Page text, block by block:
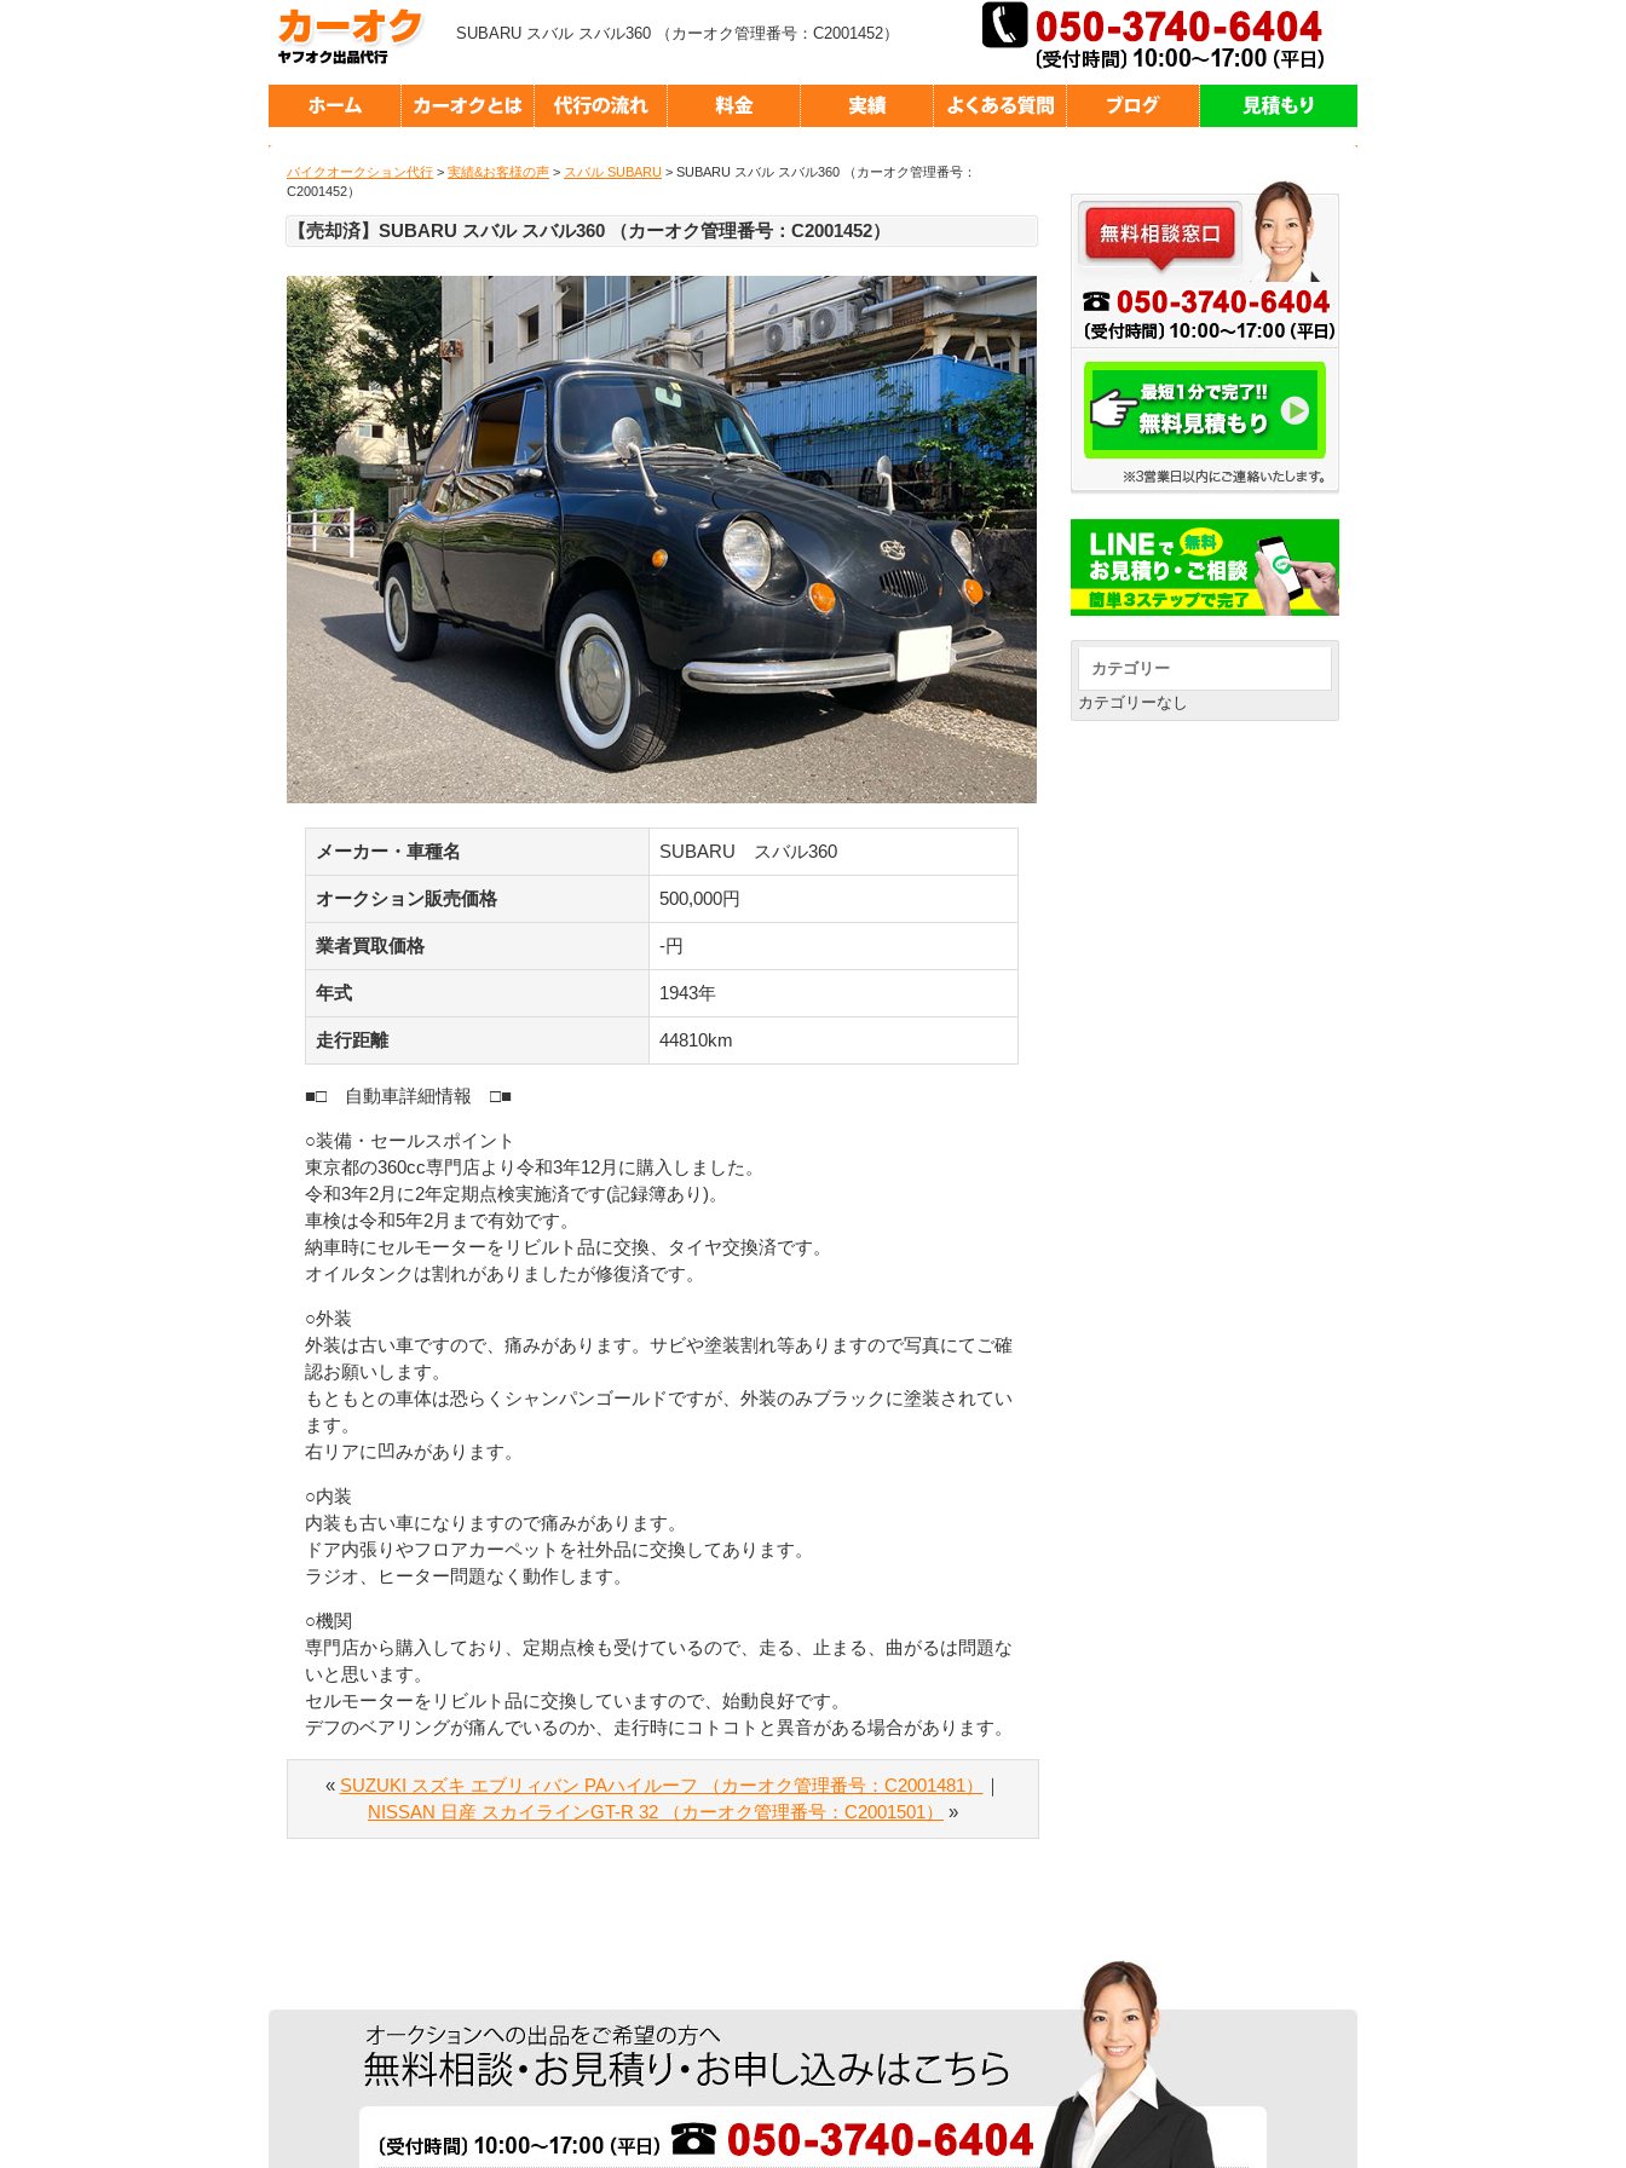
SUBARU スバル スバル360 （カーオク管理番号：C2001452）
バイクオークション代行 > 実績&お客様の声 > スバル SUBARU > SUBARU スバル スバル360 （カーオク管理番号：
C2001452）
【売却済】SUBARU スバル スバル360 （カーオク管理番号：C2001452）
メーカー・車種名 SUBARU スバル360
オークション販売価格 500,000円
業者買取価格 -円
年式 1943年
走行距離 44810km
■□ 自動車詳細情報 □■
○装備・セールスポイント
東京都の360cc専門店より令和3年12月に購入しました。
令和3年2月に2年定期点検実施済です(記録簿あり)。
車検は令和5年2月まで有効です。
納車時にセルモーターをリビルト品に交換、タイヤ交換済です。
オイルタンクは割れがありましたが修復済です。
○外装
外装は古い車ですので、痛みがあります。サビや塗装割れ等ありますので写真にてご確
認お願いします。
もともとの車体は恐らくシャンパンゴールドですが、外装のみブラックに塗装されてい
ます。
右リアに凹みがあります。
○内装
内装も古い車になりますので痛みがあります。
ドア内張りやフロアカーペットを社外品に交換してあります。
ラジオ、ヒーター問題なく動作します。
○機関
専門店から購入しており、定期点検も受けているので、走る、止まる、曲がるは問題な
いと思います。
セルモーターをリビルト品に交換していますので、始動良好です。
デフのベアリングが痛んでいるのか、走行時にコトコトと異音がある場合があります。
« SUZUKI スズキ エブリィバン PAハイルーフ （カーオク管理番号：C2001481）
NISSAN 日産 スカイラインGT-R 32 （カーオク管理番号：C2001501）
»
カテゴリー
カテゴリーなし